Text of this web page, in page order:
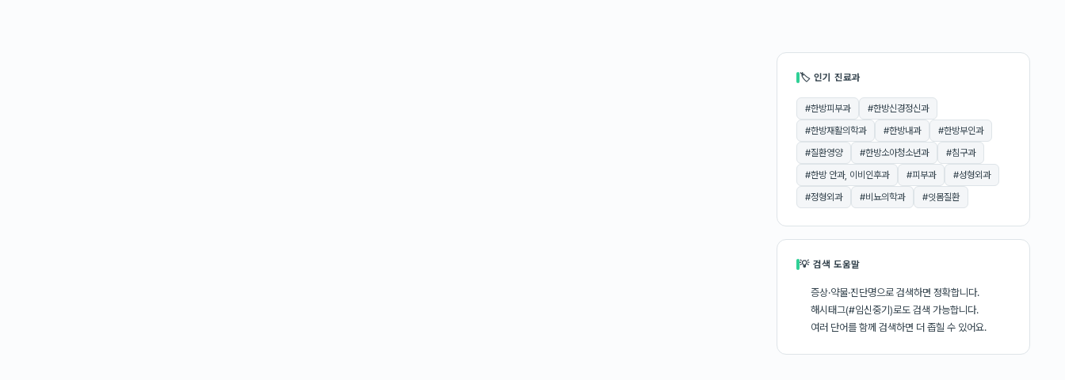
🏷 인기 진료과
#한방피부과 #한방신경정신과
#한방재활의학과 #한방내과 #한방부인과
#질환영양 #한방소아청소년과 #침구과
#한방 안과, 이비인후과 #피부과 #성형외과
#정형외과 #비뇨의학과 #잇몸질환
💡 검색 도움말
증상·약물·진단명으로 검색하면 정확합니다.
해시태그(#임신중기)로도 검색 가능합니다.
여러 단어를 함께 검색하면 더 좁힐 수 있어요.